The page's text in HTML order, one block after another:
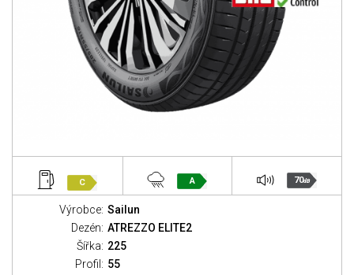
C A 70dB
Výrobce: Sailun
Dezén: ATREZZO ELITE2
Šířka: 225
Profil: 55